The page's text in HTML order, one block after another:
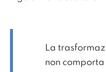
La
non